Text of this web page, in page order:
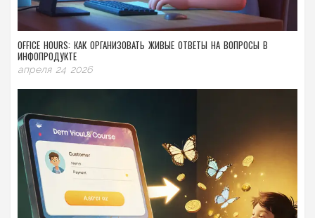
OFFICE HOURS: КАК ОРГАНИЗОВАТЬ ЖИВЫЕ ОТВЕТЫ НА ВОПРОСЫ В
ИНФОПРОДУКТЕ
апреля 24 2026